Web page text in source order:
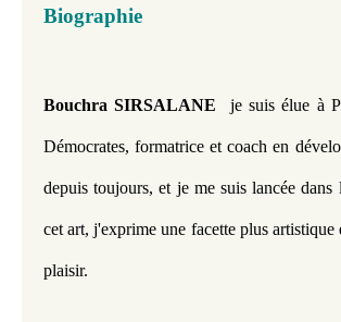
Biographie
Bouchra SIRSALANE je suis élue à
Démocrates, formatrice et coach en
depuis toujours, et je me suis lancée
cet art, j'exprime une facette plus
plaisir.